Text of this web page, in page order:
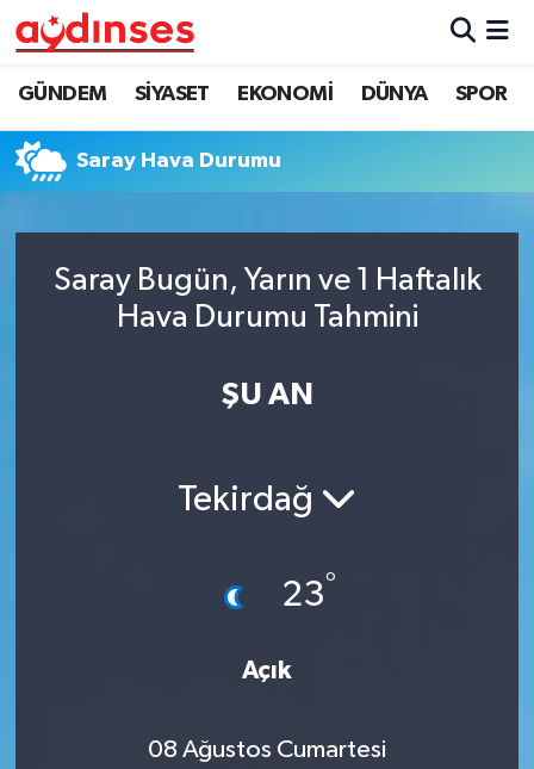
GÜNDEM SİYASET EKONOMİ DÜNYA SPOR
Saray Hava Durumu
Saray Bugün, Yarın ve 1 Haftalık
Hava Durumu Tahmini
ŞU AN
Tekirdağ
23°
Açık
08 Ağustos Cumartesi
GÜNDEM
SİYASET
DÜNYA
SPOR
Nöbetçi Eczaneler
Hava Durumu
Trafik Durumu
Süper Lig Puan Durumu ve Fikstür